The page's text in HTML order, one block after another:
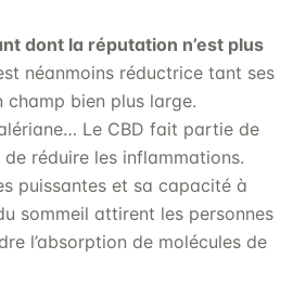
dont la réputation n’est plus
néanmoins réductrice tant ses
champ bien plus large.
Le CBD fait partie de
réduire les inflammations.
puissantes et sa capacité à
sommeil attirent les personnes
l’absorption de molécules de